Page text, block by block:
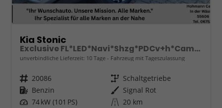
Kia Stonic
Exclusive FL*LED*Navi*Shzg*PDCv+h*Cam*16"
unverbindliche Lieferzeit: 10 Tage Fahrzeug mit Tageszulassung
Fahrzeugnr. 20086 Getriebe Schaltgetriebe
Kraftstoff Benzin Außenfarbe Signal Rot
Leistung 74 kW (101 PS) Kilometerstand 20 km